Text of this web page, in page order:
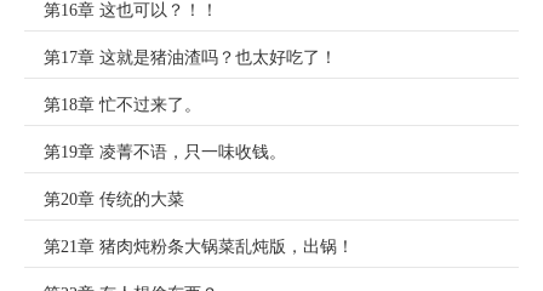
第16章 这也可以？！！
第17章 这就是猪油渣吗？也太好吃了！
第18章 忙不过来了。
第19章 凌菁不语，只一味收钱。
第20章 传统的大菜
第21章 猪肉炖粉条大锅菜乱炖版，出锅！